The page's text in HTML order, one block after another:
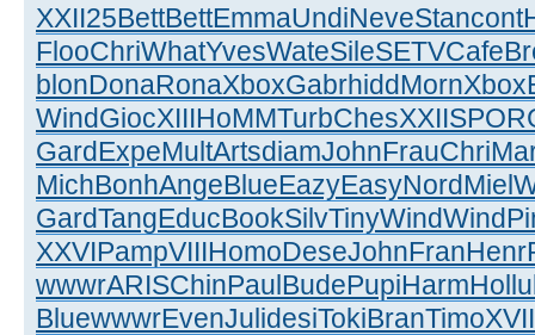
XXII25BettBettEmmaUndiNeveStancont
FlooChriWhatYvesWateSileSETVCafe
blonDonaRonaXboxGabrhiddMornXbox
WindGiocXIIIHoMMTurbChesXXIISPOR
GardExpeMultArtsdiamJohnFrauChri
MichBonhAngeBlueEazyEasyNordMiel
GardTangEducBookSilvTinyWindWind
XXVIPampVIIIHomoDeseJohnFranHenr
wwwrARISChinPaulBudePupiHarmHoll
BluewwwrEvenJulidesiTokiBranTimoXVII